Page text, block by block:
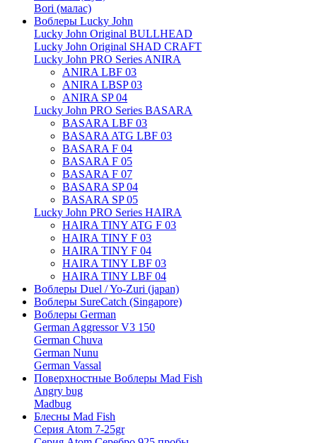
Bori (малас)
Воблеры Lucky John
Lucky John Original BULLHEAD
Lucky John Original SHAD CRAFT
Lucky John PRO Series ANIRA
ANIRA LBF 03
ANIRA LBSP 03
ANIRA SP 04
Lucky John PRO Series BASARA
BASARA LBF 03
BASARA ATG LBF 03
BASARA F 04
BASARA F 05
BASARA F 07
BASARA SP 04
BASARA SP 05
Lucky John PRO Series HAIRA
HAIRA TINY ATG F 03
HAIRA TINY F 03
HAIRA TINY F 04
HAIRA TINY LBF 03
HAIRA TINY LBF 04
Воблеры Duel / Yo-Zuri (japan)
Воблеры SureCatch (Singapore)
Воблеры German
German Aggressor V3 150
German Chuva
German Nunu
German Vassal
Поверхностные Воблеры Mad Fish
Angry bug
Madbug
Блесны Mad Fish
Серия Atom 7-25gr